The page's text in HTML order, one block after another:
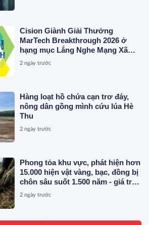
Cision Giành Giải Thưởng
MarTech Breakthrough 2026 ở
hạng mục Lắng Nghe Mạng Xã
Hội, Phân Phối Thông Cáo Báo
2 ngày trước
Hàng loạt hồ chứa cạn trơ đáy,
nông dân gồng mình cứu lúa Hè
Thu
2 ngày trước
Phong tỏa khu vực, phát hiện hơn
15.000 hiện vật vàng, bạc, đồng bị
chôn sâu suốt 1.500 năm - giá trị
tương đương 63 tỷ đồng
2 ngày trước